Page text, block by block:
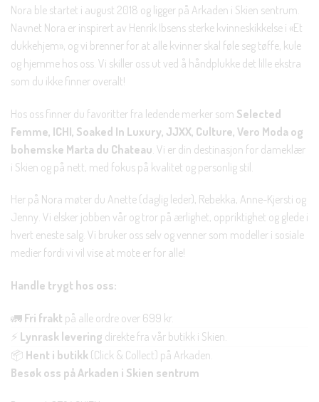
Nora ble startet i august 2018 og ligger på Arkaden i Skien sentrum.
Navnet Nora er inspirert av Henrik Ibsens sterke kvinneskikkelse i «Et
dukkehjem», og vi brenner for at alle kvinner skal føle seg tøffe, kule
og hjemme hos oss. Vi skiller oss ut ved å håndplukke det lille ekstra
som du ikke finner overalt!
Hos oss finner du favoritter fra ledende merker som Selected
Femme, ICHI, Soaked In Luxury, JJXX, Culture, Vero Moda og
bohemske Marta du Chateau . Vi er din destinasjon for dameklær
i Skien og på nett, med fokus på kvalitet og personlig stil.
Her på Nora møter du Anette (daglig leder), Rebekka, Anne-Kjersti og
Jenny. Vi elsker jobben vår og tror på ærlighet, oppriktighet og glede i
hvert eneste salg. Vi bruker oss selv og venner som modeller i sosiale
medier fordi vi vil vise at mote er for alle!
Handle trygt hos oss:
🚛 Fri frakt på alle ordre over 699 kr.
⚡ Lynrask levering direkte fra vår butikk i Skien.
📦 Hent i butikk (Click & Collect) på Arkaden.
Besøk oss på Arkaden i Skien sentrum
Nei takk, Jeg er ikke interessert